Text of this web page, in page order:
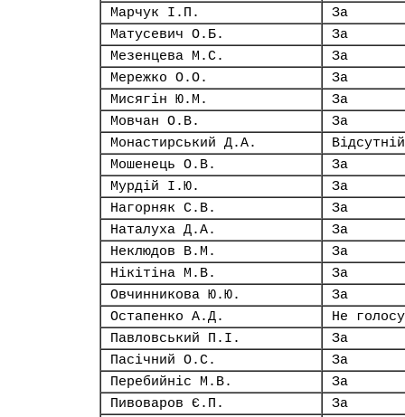
Марчук І.П.
За
Матусевич О.Б.
За
Мезенцева М.С.
За
Мережко О.О.
За
Мисягін Ю.М.
За
Мовчан О.В.
За
Монастирський Д.А.
Відсутній
Мошенець О.В.
За
Мурдій І.Ю.
За
Нагорняк С.В.
За
Наталуха Д.А.
За
Неклюдов В.М.
За
Нікітіна М.В.
За
Овчинникова Ю.Ю.
За
Остапенко А.Д.
Не
Павловський П.І.
За
Пасічний О.С.
За
Перебийніс М.В.
За
Пивоваров Є.П.
За